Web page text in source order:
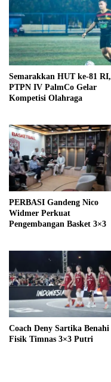
Semarakkan HUT ke-81 RI,
PTPN IV PalmCo Gelar
Kompetisi Olahraga
PERBASI Gandeng Nico
Widmer Perkuat
Pengembangan Basket 3×3
Coach Deny Sartika Benahi
Fisik Timnas 3×3 Putri